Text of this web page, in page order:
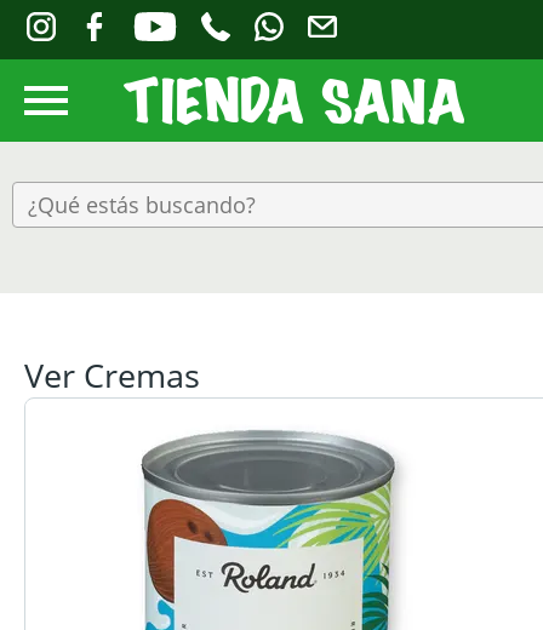
Ver Cremas